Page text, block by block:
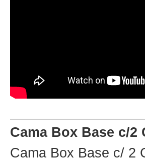
Cama Box Base c/
Cama Box Base c/ 2